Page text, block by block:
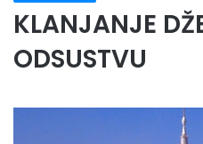
KLANJANJE
ODSUSTVU